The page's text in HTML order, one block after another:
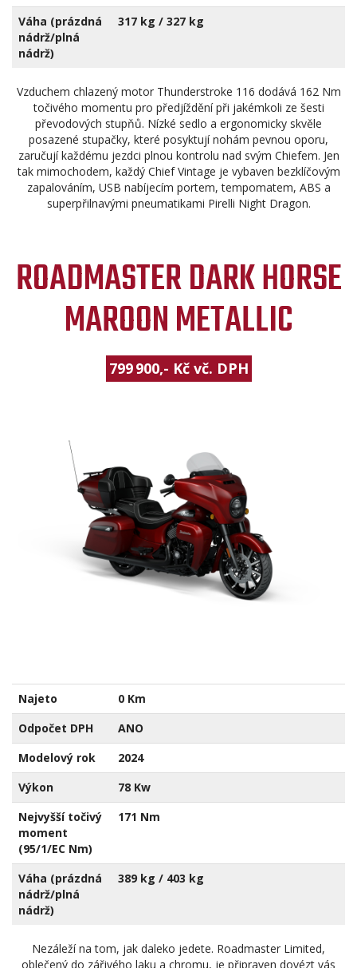
Váha (prázdná
nádrž/plná
nádrž)
317 kg / 327 kg
Vzduchem chlazený motor Thunderstroke 116 dodává 162 Nm
točivého momentu pro předjíždění při jakémkoli ze šesti
převodových stupňů. Nízké sedlo a ergonomicky skvěle
posazené stupačky, které posyktují nohám pevnou oporu,
zaručují každému jezdci plnou kontrolu nad svým Chiefem. Jen
tak mimochodem, každý Chief Vintage je vybaven bezklíčovým
zapalováním, USB nabíjecím portem, tempomatem, ABS a
superpřilnavými pneumatikami Pirelli Night Dragon.
ROADMASTER DARK HORSE
MAROON METALLIC
799 900,- Kč vč. DPH
Najeto
0 Km
Odpočet DPH
ANO
Modelový rok
2024
Výkon
78 Kw
Nejvyšší točivý
moment
(95/1/EC Nm)
171 Nm
Váha (prázdná
nádrž/plná
nádrž)
389 kg / 403 kg
Nezáleží na tom, jak daleko jedete. Roadmaster Limited,
oblečený do zářivého laku a chromu, je připraven dovézt vás